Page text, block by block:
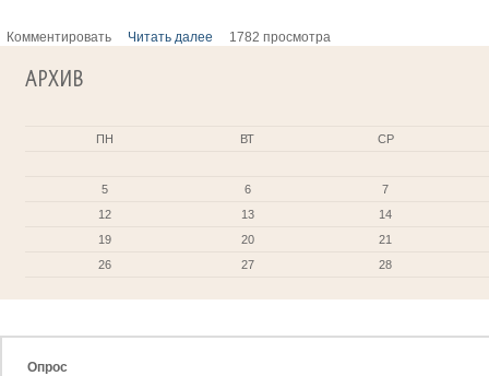
Комментировать Читать далее 1782 просмотра
АРХИВ
ПН ВТ СР
5 6
7
12
13
14
19
20
21
26
27 28
Опрос